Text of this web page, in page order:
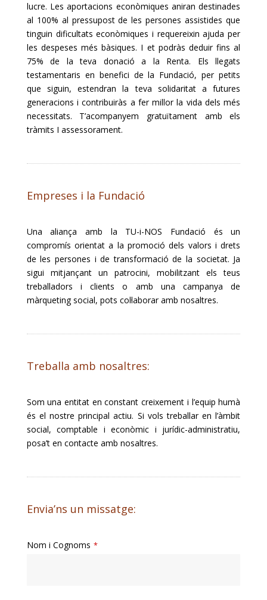
lucre. Les aportacions econòmiques aniran destinades
al 100% al pressupost de les persones assistides que
tinguin dificultats econòmiques i requereixin ajuda per
les despeses més bàsiques. I et podràs deduir fins al
75% de la teva donació a la Renta. Els llegats
testamentaris en benefici de la Fundació, per petits
que siguin, estendran la teva solidaritat a futures
generacions i contribuiràs a fer millor la vida dels més
necessitats. T’acompanyem gratuïtament amb els
tràmits I assessorament.
Empreses i la Fundació
Una aliança amb la TU-i-NOS Fundació és un
compromís orientat a la promoció dels valors i drets
de les persones i de transformació de la societat. Ja
sigui mitjançant un patrocini, mobilitzant els teus
treballadors i clients o amb una campanya de
màrqueting social, pots col·laborar amb nosaltres.
Treballa amb nosaltres:
Som una entitat en constant creixement i l’equip humà
és el nostre principal actiu. Si vols treballar en l’àmbit
social, comptable i econòmic i jurídic-administratiu,
posa’t en contacte amb nosaltres.
Envia’ns un missatge:
Nom i Cognoms *